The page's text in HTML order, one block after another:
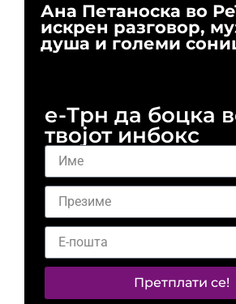
Ана Петаноска во
искрен разговор,
душа и големи
е-Трн да боцка
твојот инбокс
Претплати се!